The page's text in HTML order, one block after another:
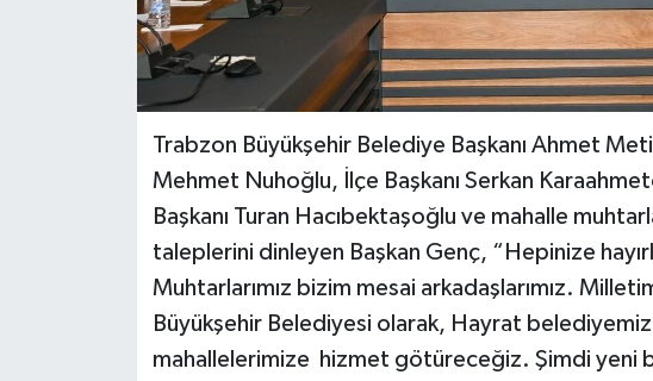
Trabzon Büyükşehir Belediye Başkanı Ahmet
Mehmet Nuhoğlu, İlçe Başkanı Serkan
Başkanı Turan Hacıbektaşoğlu ve mahalle
taleplerini dinleyen Başkan Genç, “Hepinize
Muhtarlarımız bizim mesai arkadaşlarımız.
Büyükşehir Belediyesi olarak, Hayrat
mahallelerimize hizmet götüreceğiz. Şimdi yeni